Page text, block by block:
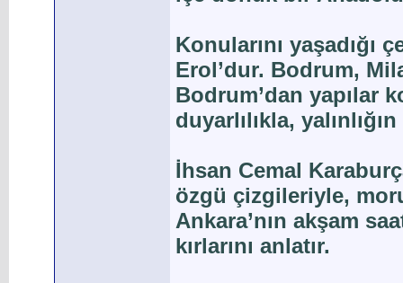
Konularını yaşadığı
Erol’dur. Bodrum,
Bodrum’dan yapılar
duyarlılıkla,
İhsan Cemal
özgü çizgileriyle,
Ankara’nın akşam
kırlarını anlatır.